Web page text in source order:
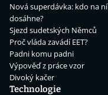
Nová superdávka: kdo na ní
dosáhne?
Sjezd sudetských Němců
Proč vláda zavádí EET?
Padni komu padni
Výpověď z práce vzor
Divoký kačer
Technologie